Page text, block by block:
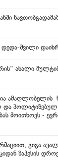
დედა-შვილი
ახალი
ამაღლობელის
პოლიტიზებულ
მოითხოვს -
გიგა
ზაჰესის